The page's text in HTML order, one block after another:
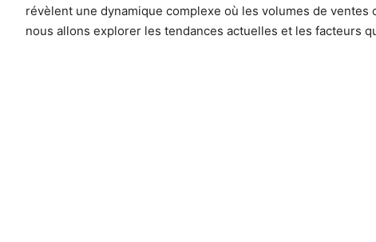
révèlent une dynamique complexe où les volumes de ventes
nous allons explorer les tendances actuelles et les facteurs